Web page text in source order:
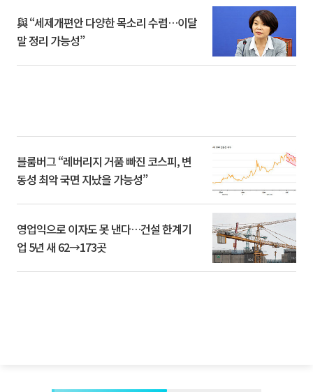
與 “세제개편안 다양한 목소리 수렴…이달
말 정리 가능성”
블룸버그 “레버리지 거품 빠진 코스피, 변
동성 최악 국면 지났을 가능성”
영업익으로 이자도 못 낸다…건설 한계기
업 5년 새 62→173곳